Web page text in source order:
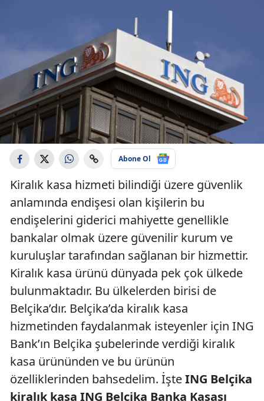
Abone Ol
Kiralık kasa hizmeti bilindiği üzere güvenlik
anlamında endişesi olan kişilerin bu
endişelerini giderici mahiyette genellikle
bankalar olmak üzere güvenilir kurum ve
kuruluşlar tarafından sağlanan bir hizmettir.
Kiralık kasa ürünü dünyada pek çok ülkede
bulunmaktadır. Bu ülkelerden birisi de
Belçika’dır. Belçika’da kiralık kasa
hizmetinden faydalanmak isteyenler için ING
Bank’ın Belçika şubelerinde verdiği kiralık
kasa ürününden ve bu ürünün
özelliklerinden bahsedelim. İşteING Belçika
kiralık kasa ING Belçika Banka Kasası